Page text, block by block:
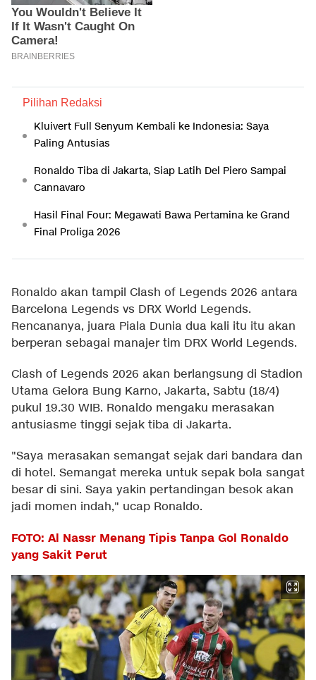
Pilihan Redaksi
Kluivert Full Senyum Kembali ke Indonesia: Saya
Paling Antusias
Ronaldo Tiba di Jakarta, Siap Latih Del Piero Sampai
Cannavaro
Hasil Final Four: Megawati Bawa Pertamina ke Grand
Final Proliga 2026
Ronaldo akan tampil Clash of Legends 2026 antara
Barcelona Legends vs DRX World Legends.
Rencananya, juara Piala Dunia dua kali itu itu akan
berperan sebagai manajer tim DRX World Legends.
Clash of Legends 2026 akan berlangsung di Stadion
Utama Gelora Bung Karno, Jakarta, Sabtu (18/4)
pukul 19.30 WIB. Ronaldo mengaku merasakan
antusiasme tinggi sejak tiba di Jakarta.
"Saya merasakan semangat sejak dari bandara dan
di hotel. Semangat mereka untuk sepak bola sangat
besar di sini. Saya yakin pertandingan besok akan
jadi momen indah," ucap Ronaldo.
FOTO: Al Nassr Menang Tipis Tanpa Gol Ronaldo
yang Sakit Perut